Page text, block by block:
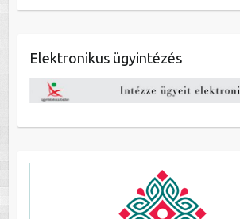
Elektronikus ügyintézés